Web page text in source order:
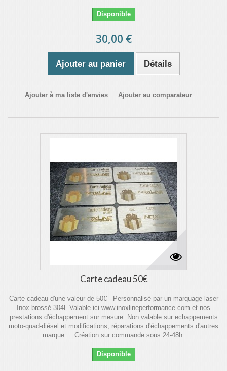
Disponible
30,00 €
Ajouter au panier Détails
Ajouter à ma liste d'envies Ajouter au comparateur
Carte cadeau 50€
Carte cadeau d'une valeur de 50€ - Personnalisé par un marquage laser
Inox brossé 304L Valable ici www.inoxlineperformance.com et nos
prestations d'échappement sur mesure. Non valable sur echappements
moto-quad-diésel et modifications, réparations d'échappements d'autres
marque.... Création sur commande sous 24-48h.
Disponible